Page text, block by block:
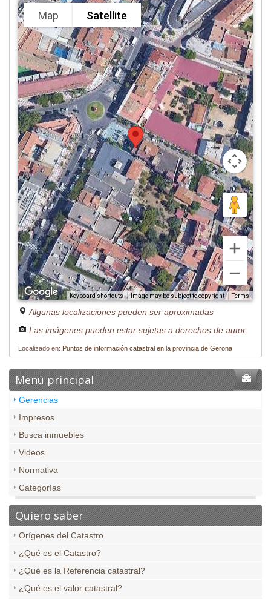
Map Satellite
Keyboard shortcuts Image may be subject to copyright Terms
Algunas localizaciones pueden ser aproximadas
Las imágenes pueden estar sujetas a derechos de autor.
Localizado en: Puntos de información catastral en la provincia de Gerona
Menú principal
Gerencias
Impresos
Busca inmuebles
Videos
Normativa
Categorías
Quiero saber
Orígenes del Catastro
¿Qué es el Catastro?
¿Qué es la Referencia catastral?
¿Qué es el valor catastral?